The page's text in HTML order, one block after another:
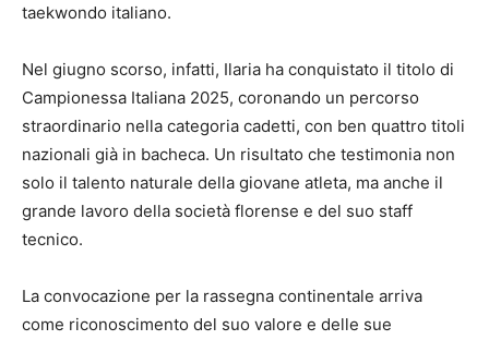
taekwondo italiano.
Nel giugno scorso, infatti, Ilaria ha conquistato il titolo di
Campionessa Italiana 2025, coronando un percorso
straordinario nella categoria cadetti, con ben quattro titoli
nazionali già in bacheca. Un risultato che testimonia non
solo il talento naturale della giovane atleta, ma anche il
grande lavoro della società florense e del suo staff
tecnico.
La convocazione per la rassegna continentale arriva
come riconoscimento del suo valore e delle sue